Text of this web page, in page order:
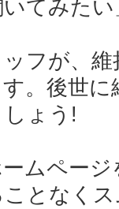
いてみた
フが、
。後世
ょう!
ムペー
となく